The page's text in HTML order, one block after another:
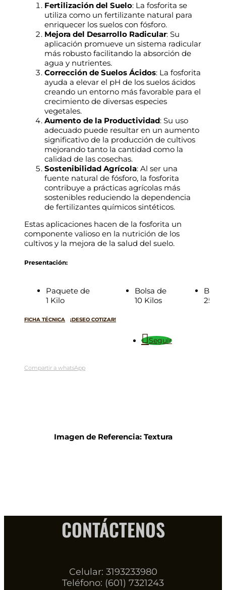
Fertilización del Suelo: La fosforita se
utiliza como un fertilizante natural para
enriquecer los suelos con fósforo.
Mejora del Desarrollo Radicular: Su
aplicación promueve un sistema radicular
más robusto facilitando la absorción de
agua y nutrientes.
Corrección de Suelos Ácidos: La fosforita
ayuda a elevar el pH de los suelos ácidos
creando un entorno más favorable para el
crecimiento de diversas especies
vegetales.
Aumento de la Productividad: Su uso
adecuado puede resultar en un aumento
significativo de la producción de cultivos
mejorando tanto la cantidad como la
calidad de las cosechas.
Sostenibilidad Agrícola: Al ser una
fuente natural de fósforo, la fosforita
contribuye a prácticas agrícolas más
sostenibles reduciendo la dependencia
de fertilizantes químicos sintéticos.
Estas aplicaciones hacen de la fosforita un
componente valioso en la nutrición de los
cultivos y la mejora de la salud del suelo.
Presentación:
Paquete de
1 Kilo
Bolsa de
10 Kilos
Bulto
25
FICHA TÉCNICA ¡DESEO COTIZAR!
Seguir
Compartir a whatsApp
Imagen de Referencia: Textura
CONTÁCTENOS
Celular: 3193233980
Teléfono: (601) 7321243